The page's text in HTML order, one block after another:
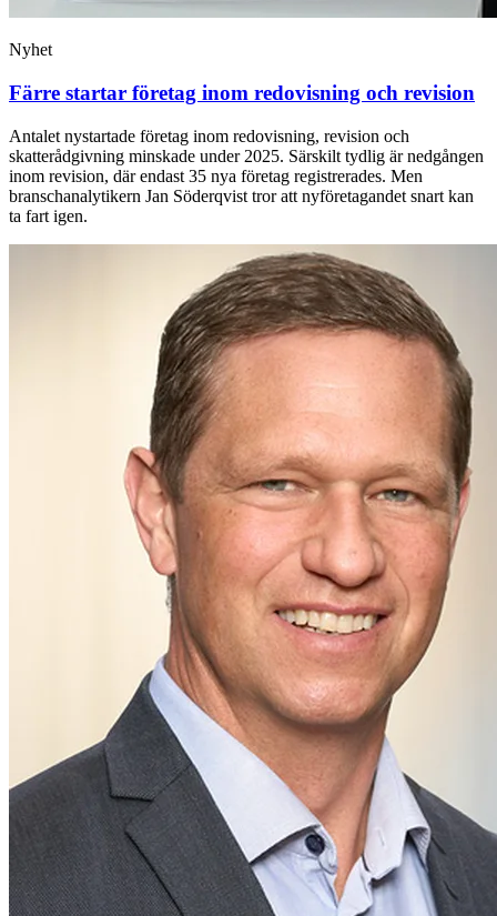
Nyhet
Färre startar företag inom redovisning och revision
Antalet nystartade företag inom redovisning, revision och
skatterådgivning minskade under 2025. Särskilt tydlig är nedgången
inom revision, där endast 35 nya företag registrerades. Men
branschanalytikern Jan Söderqvist tror att nyföretagandet snart kan
ta fart igen.